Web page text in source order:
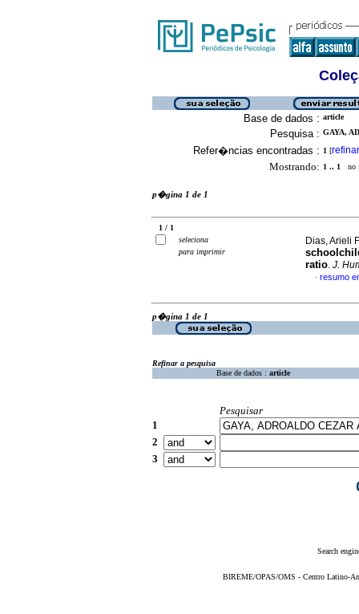
Base de dados : article
Pesquisa : GAYA,
Refer�ncias encontradas : 1 [refinar
Mostrando: 1 .. 1 no
p�gina 1 de 1
1 / 1
seleciona
para imprimir
Dias, Arieli
ratio. J.
· resumo
p�gina 1 de 1
Refinar a pesquisa
Base de dados : article
Pesquisar
1
2
3
Search
BIREME/OPAS/OMS - Centro Latino-